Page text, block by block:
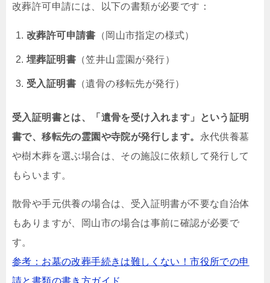
改葬許可申請には、以下の書類が必要です：
改葬許可申請書 （岡山市指定の様式）
埋葬証明書 （笠井山霊園が発行）
受入証明書 （遺骨の移転先が発行）
受入証明書とは、「遺骨を受け入れます」という証明
書で、移転先の霊園や寺院が発行します。 永代供養墓
や樹木葬を選ぶ場合は、その施設に依頼して発行して
もらいます。
散骨や手元供養の場合は、受入証明書が不要な自治体
もありますが、岡山市の場合は事前に確認が必要で
す。
参考：お墓の改葬手続きは難しくない！市役所での申
請と書類の書き方ガイド